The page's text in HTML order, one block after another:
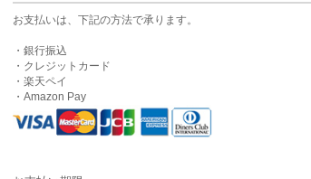
お支払いは、下記の方法で承ります。
・銀行振込
・クレジットカード
・楽天ペイ
・Amazon Pay